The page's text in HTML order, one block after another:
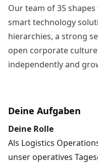
Our team of 35
smart technology
hierarchies, a strong
open corporate
independently and
Deine Aufgaben
Deine Rolle
Als Logistics
unser operatives